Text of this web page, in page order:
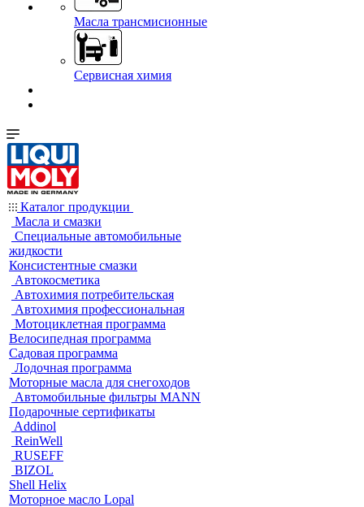
Масла трансмисионные
Сервисная химия
Каталог продукции
Масла и смазки
Специальные автомобильные
жидкости
Консистентные смазки
Автокосметика
Автохимия потребительская
Автохимия профессиональная
Мотоциклетная программа
Велосипедная программа
Садовая программа
Лодочная программа
Моторные масла для снегоходов
Автомобильные фильтры MANN
Подарочные сертификаты
Addinol
ReinWell
RUSEFF
BIZOL
Shell Helix
Моторное масло Lopal